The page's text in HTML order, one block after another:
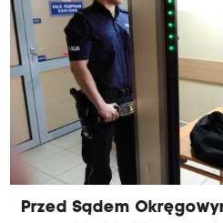
Przed Sądem